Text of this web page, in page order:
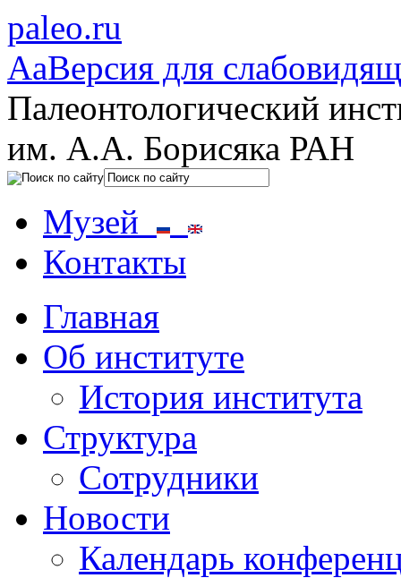
paleo.ru
AaВерсия для
Палеонтологический
им. А.А. Борисяка РАН
Музей
Контакты
Главная
Об институте
История института
Структура
Сотрудники
Новости
Календарь